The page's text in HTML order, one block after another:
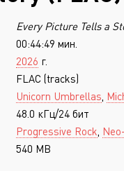
Metal
Metal
Hardcore
Rock
Metal
Every Picture Tells a
00:44:49 мин.
2026 г.
FLAC (tracks)
Unicorn Umbrellas
48.0 кГц/24 бит
Progressive Rock
540 MB